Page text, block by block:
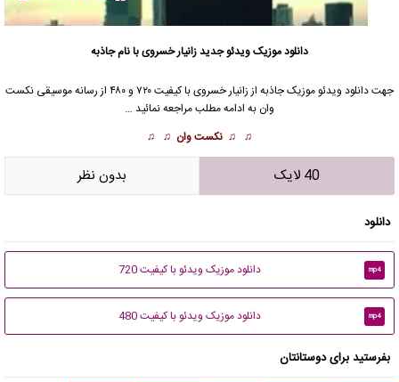
دانلود موزیک ویدئوجدید زانیار خسروی با نام جاذبه
جهت دانلود ویدئو موزیکجاذبه از زانیار خسروی
با کیفیت ۷۲۰ و ۴۸۰ از رسانه موسیقی نکست
وان به ادامه مطلب مراجعه نمائید …
♫ ♫ نکست وان ♫ ♫
40 لایک بدون نظر
دانلود
mp4 دانلود موزیک ویدئو با کیفیت 720
mp4 دانلود موزیک ویدئو با کیفیت 480
بفرستید برای دوستانتان